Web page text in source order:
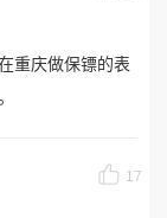
重庆做保镖的表
17